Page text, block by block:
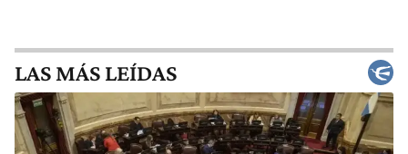
LAS MÁS LEÍDAS